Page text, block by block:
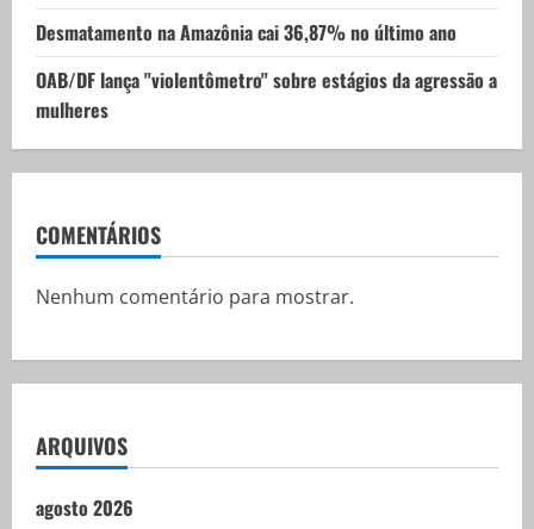
Desmatamento na Amazônia cai 36,87% no último ano
OAB/DF lança "violentômetro" sobre estágios da agressão a
mulheres
COMENTÁRIOS
Nenhum comentário para mostrar.
ARQUIVOS
agosto 2026